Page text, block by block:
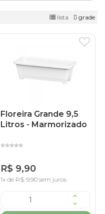
lista grade
Floreira Grande 9,5
Litros - Marmorizado
R$ 9,90
1x de R$ 9,90 sem juros